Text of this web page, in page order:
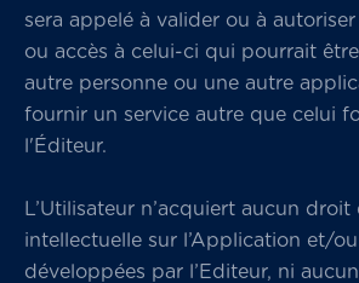
sera appelé à valider ou à
ou accès à celui-ci qui pourrait
autre personne ou une autre
fournir un service autre que celui
l'Éditeur.
L’Utilisateur n’acquiert aucun
intellectuelle sur l’Application et/ou
développées par l’Editeur, ni